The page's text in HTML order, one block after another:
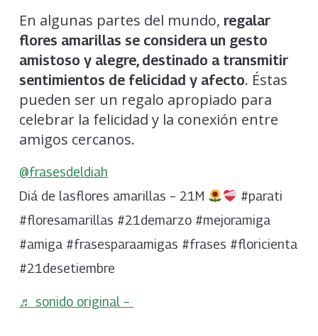
En algunas partes del mundo, regalar
flores amarillas se considera un gesto
amistoso y alegre, destinado a transmitir
sentimientos de felicidad y afecto. Éstas
pueden ser un regalo apropiado para
celebrar la felicidad y la conexión entre
amigos cercanos.
@frasesdeldiah
Diá de lasflores amarillas – 21M
#parati
#floresamarillas #21demarzo #mejoramiga
#amiga #frasesparaamigas #frases #floricienta
#21desetiembre
♬ sonido original – ️